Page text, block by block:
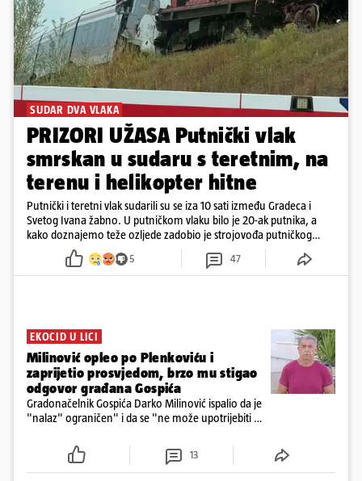
SUDAR DVA VLAKA
PRIZORI UŽASA Putnički vlak
smrskan u sudaru s teretnim, na
terenu i helikopter hitne
Putnički i teretni vlak sudarili su se iza 10 sati između Gradeca i
Svetog Ivana žabno. U putničkom vlaku bilo je 20-ak putnika, a
kako doznajemo teže ozljede zadobio je strojovođa putničkog
vlaka. Zatvoren je promet, a fotoreporteri Prigorskog objavili su
prve snimke s mjesta sudara
5 47
EKOCID U LICI
Milinović opleo po Plenkoviću i
zaprijetio prosvjedom, brzo mu stigao
odgovor građana Gospića
Gradonačelnik Gospića Darko Milinović ispalio da je
"nalaz" ograničen" i da se "ne može upotrijebiti za
ga je naručio Uskok i da je dio spisa
13